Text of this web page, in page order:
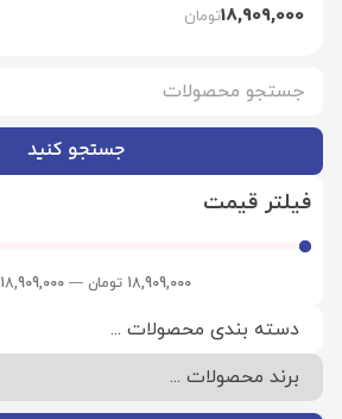
جستجو کنید
فیلتر قیمت
18,909,000 تومان —
18,909,000
18,909,000تومان